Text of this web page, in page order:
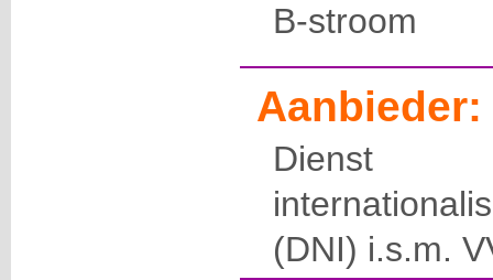
B-stroom
Aanbieder:
Dienst
(DNI) i.s.m.